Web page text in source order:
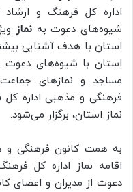
اداره کل فرهنگ و
شیوه‌های دعوت به نماز
استان با هدف آشنایی
استان با شیوه‌های دعوت
مساجد و نمازهای
فرهنگی و مذهبی اداره کل
نماز استان، برگزار می‌شود.
به همت کانون فرهنگی و
اقامه نماز اداره کل
دعوت از مدیران و اعضای